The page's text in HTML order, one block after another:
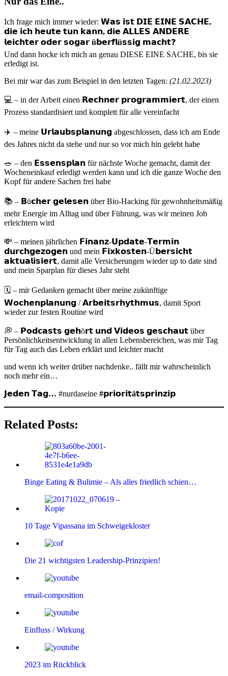
Ich frage mich immer wieder: 𝗪𝗮𝘀 𝗶𝘀𝘁 𝗗𝗜𝗘 𝗘𝗜𝗡𝗘 𝗦𝗔𝗖𝗛𝗘,
𝗱𝗶𝗲 𝗶𝗰𝗵 𝗵𝗲𝘂𝘁𝗲 𝘁𝘂𝗻 𝗸𝗮𝗻𝗻, 𝗱𝗶𝗲 𝗔𝗟𝗟𝗘𝗦 𝗔𝗡𝗗𝗘𝗥𝗘
𝗹𝗲𝗶𝗰𝗵𝘁𝗲𝗿 𝗼𝗱𝗲𝗿 𝘀𝗼𝗴𝗮𝗿 ü𝗯𝗲𝗿𝗳𝗹ü𝘀𝘀𝗶𝗴 𝗺𝗮𝗰𝗵𝘁❓
Und dann hocke ich mich an genau DIESE EINE SACHE, bis sie
erledigt ist.
Bei mir war das zum Beispiel in den letzten Tagen: (21.02.2023)
💻 – in der Arbeit einen 𝗥𝗲𝗰𝗵𝗻𝗲𝗿 𝗽𝗿𝗼𝗴𝗿𝗮𝗺𝗺𝗶𝗲𝗿𝘁, der einen
Prozess standardisiert und komplett für alle vereinfacht
✈️ – meine 𝗨𝗿𝗹𝗮𝘂𝗯𝘀𝗽𝗹𝗮𝗻𝘂𝗻𝗴 abgeschlossen, dass ich am Ende
des Jahres nicht da stehe und nur so vor mich hin gelebt habe
🥗 – den 𝗘𝘀𝘀𝗲𝗻𝘀𝗽𝗹𝗮𝗻 für nächste Woche gemacht, damit der
Wocheneinkauf erledigt werden kann und ich die ganze Woche den
Kopf für andere Sachen frei habe
📚 – 𝗕ü𝗰𝗵𝗲𝗿 𝗴𝗲𝗹𝗲𝘀𝗲𝗻 über Bio-Hacking für gewohnheitsmäßig
mehr Energie im Alltag und über Führung, was wir meinen Job
erleichtern wird
💸 – meinen jährlichen 𝗙𝗶𝗻𝗮𝗻𝘇-𝗨𝗽𝗱𝗮𝘁𝗲-𝗧𝗲𝗿𝗺𝗶𝗻
𝗱𝘂𝗿𝗰𝗵𝗴𝗲𝘇𝗼𝗴𝗲𝗻 und mein 𝗙𝗶𝘅𝗸𝗼𝘀𝘁𝗲𝗻-Ü𝗯𝗲𝗿𝘀𝗶𝗰𝗵𝘁
𝗮𝗸𝘁𝘂𝗮𝗹𝗶𝘀𝗶𝗲𝗿𝘁, damit alle Versicherungen wieder up to date sind
und mein Sparplan für dieses Jahr steht
🗓️ – mir Gedanken gemacht über meine zukünftige
𝗪𝗼𝗰𝗵𝗲𝗻𝗽𝗹𝗮𝗻𝘂𝗻𝗴 / 𝗔𝗿𝗯𝗲𝗶𝘁𝘀𝗿𝗵𝘆𝘁𝗵𝗺𝘂𝘀, damit Sport
wieder zur festen Routine wird
💭 – 𝗣𝗼𝗱𝗰𝗮𝘀𝘁𝘀 𝗴𝗲𝗵ö𝗿𝘁 𝘂𝗻𝗱 𝗩𝗶𝗱𝗲𝗼𝘀 𝗴𝗲𝘀𝗰𝗵𝗮𝘂𝘁 über
Persönlichkeitsentwicklung in allen Lebensbereichen, was mir Tag
für Tag auch das Leben erklärt und leichter macht
und wenn ich weiter drüber nachdenke.. fällt mir wahrscheinlich
noch mehr ein…
𝗝𝗲𝗱𝗲𝗻 𝗧𝗮𝗴… #nurdaseine #𝗽𝗿𝗶𝗼𝗿𝗶𝘁ä𝘁𝘀𝗽𝗿𝗶𝗻𝘇𝗶𝗽
Related Posts:
Binge Eating & Bulimie – Als alles friedlich schien…
10 Tage Vipassana im Schweigekloster
Die 21 wichtigsten Leadership-Prinzipien!
email-composition
Einfluss / Wirkung
2023 im Rückblick